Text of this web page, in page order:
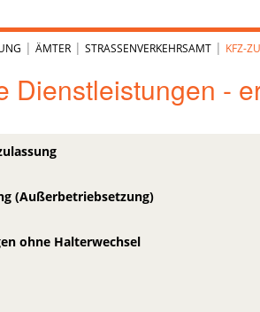
| ÄMTER| STRASSENVERKEHRSAMT | KFZ-
Dienstleistungen -
(Außerbetriebsetzung)
ohne Halterwechsel